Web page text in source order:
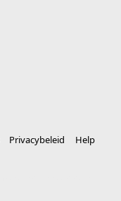
Privacybeleid
Help